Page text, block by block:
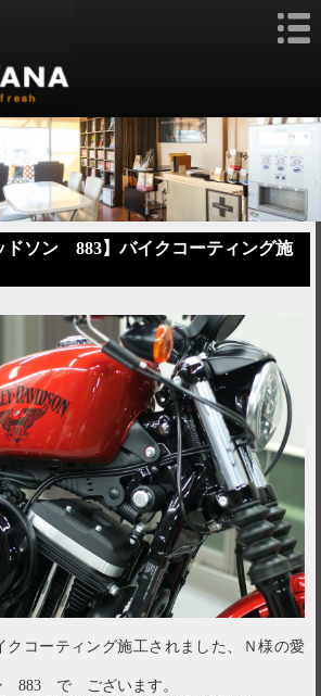
ドソン 883】バイクコーティング施
コーティング施工されました、Ｎ様の愛
883 で ございます。